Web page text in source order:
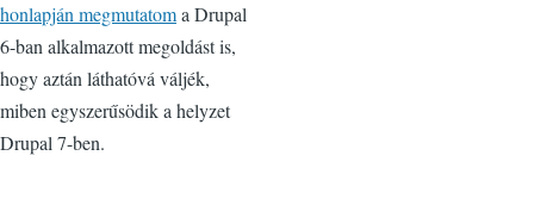
honlapján megmutatoma Drupal
6-ban alkalmazott megoldást is,
hogy aztán láthatóvá váljék,
miben egyszerűsödik a helyzet
Drupal 7-ben.